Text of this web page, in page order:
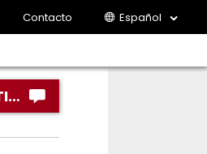
Contacto Español
Contacto en UL SOLUTIONS